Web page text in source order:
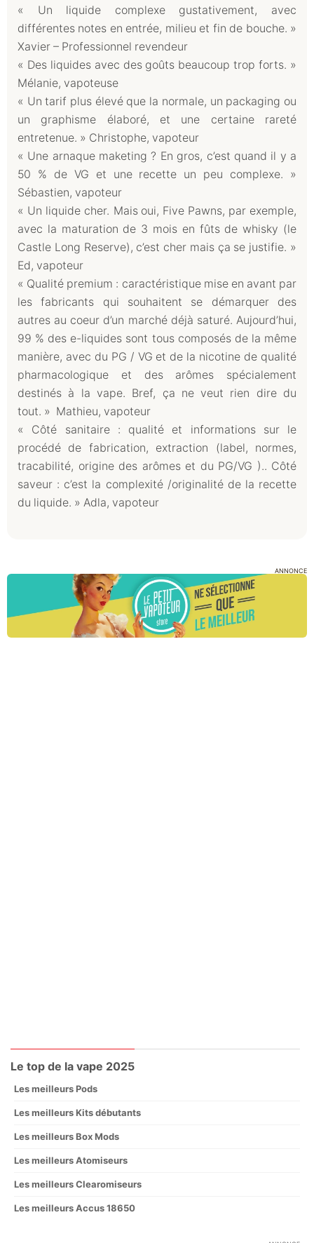
« Un liquide complexe gustativement, avec
différentes notes en entrée, milieu et fin de bouche. »
Xavier – Professionnel revendeur
« Des liquides avec des goûts beaucoup trop forts. »
Mélanie, vapoteuse
« Un tarif plus élevé que la normale, un packaging ou
un graphisme élaboré, et une certaine rareté
entretenue. » Christophe, vapoteur
« Une arnaque maketing ? En gros, c’est quand il y a
50 % de VG et une recette un peu complexe. »
Sébastien, vapoteur
« Un liquide cher. Mais oui, Five Pawns, par exemple,
avec la maturation de 3 mois en fûts de whisky (le
Castle Long Reserve), c’est cher mais ça se justifie. »
Ed, vapoteur
« Qualité premium : caractéristique mise en avant par
les fabricants qui souhaitent se démarquer des
autres au coeur d’un marché déjà saturé. Aujourd’hui,
99 % des e-liquides sont tous composés de la même
manière, avec du PG / VG et de la nicotine de qualité
pharmacologique et des arômes spécialement
destinés à la vape. Bref, ça ne veut rien dire du
tout. » Mathieu, vapoteur
« Côté sanitaire : qualité et informations sur le
procédé de fabrication, extraction (label, normes,
tracabilité, origine des arômes et du PG/VG ).. Côté
saveur : c’est la complexité /originalité de la recette
du liquide. » Adla, vapoteur
ANNONCE
Le top de la vape 2025
Les meilleurs Pods
Les meilleurs Kits débutants
Les meilleurs Box Mods
Les meilleurs Atomiseurs
Les meilleurs Clearomiseurs
Les meilleurs Accus 18650